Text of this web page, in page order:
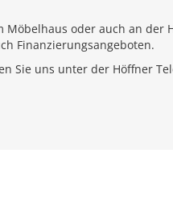
oder auch an
Finanzierungsangeboten.
Sie uns unter der Höffner